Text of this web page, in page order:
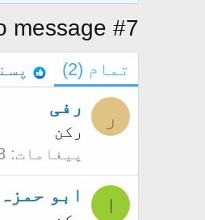
message #7
تمام (2)
ر رفی
رکن
پیغامات
ا ابو حمزہ